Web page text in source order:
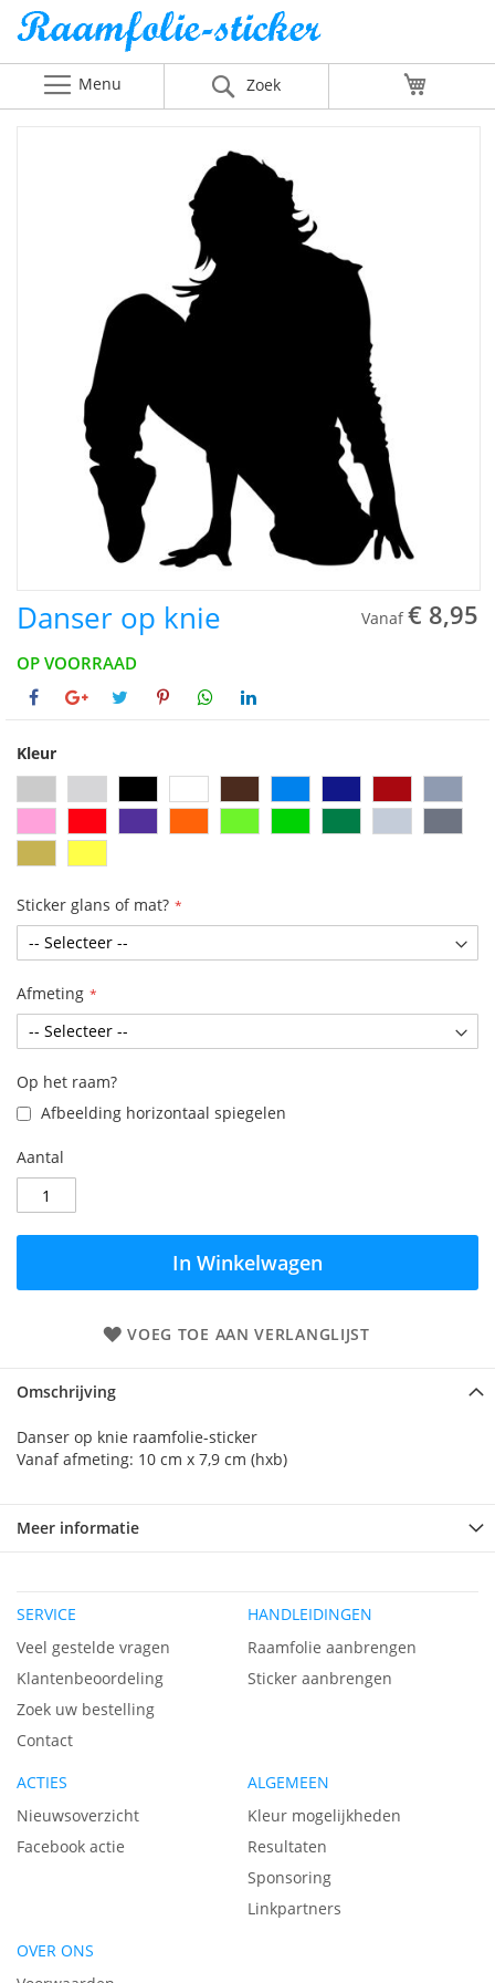
Menu Zoek
Danser op knie Vanaf € 8,95
OP VOORRAAD
Kleur
Sticker glans of mat?
Afmeting
Op het raam?
Afbeelding horizontaal spiegelen
Aantal
In Winkelwagen
VOEG TOE AAN VERLANGLIJST
Omschrijving
Danser op knie raamfolie-sticker
Vanaf afmeting: 10 cm x 7,9 cm (hxb)
Meer informatie
SERVICE
Veel gestelde vragen
Klantenbeoordeling
Zoek uw bestelling
Contact
HANDLEIDINGEN
Raamfolie aanbrengen
Sticker aanbrengen
ACTIES
Nieuwsoverzicht
Facebook actie
ALGEMEEN
Kleur mogelijkheden
Resultaten
Sponsoring
Linkpartners
OVER ONS